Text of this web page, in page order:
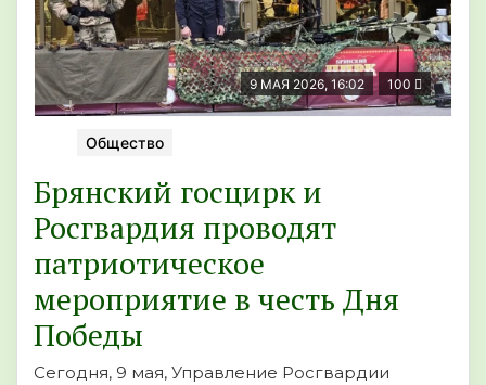
9 МАЯ 2026, 16:02 100
Общество
Брянский госцирк и
Росгвардия проводят
патриотическое
мероприятие в честь Дня
Победы
Сегодня, 9 мая, Управление Росгвардии